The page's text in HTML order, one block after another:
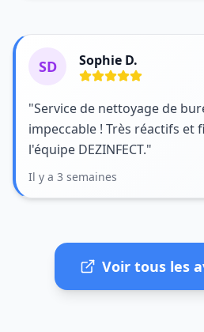
SD Sophie D.
"Service de nettoyage de
impeccable ! Très réactifs et
l'équipe DEZINFECT."
Il y a 3 semaines
Voir tous les